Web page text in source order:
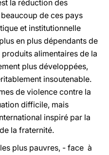
la réduction des
de ces pays
et institutionnelle
en plus dépendants de
alimentaires de la
plus développées,
insoutenable.
de violence contre la
difficile, mais
inspiré par la
la fraternité.
plus pauvres, - face à